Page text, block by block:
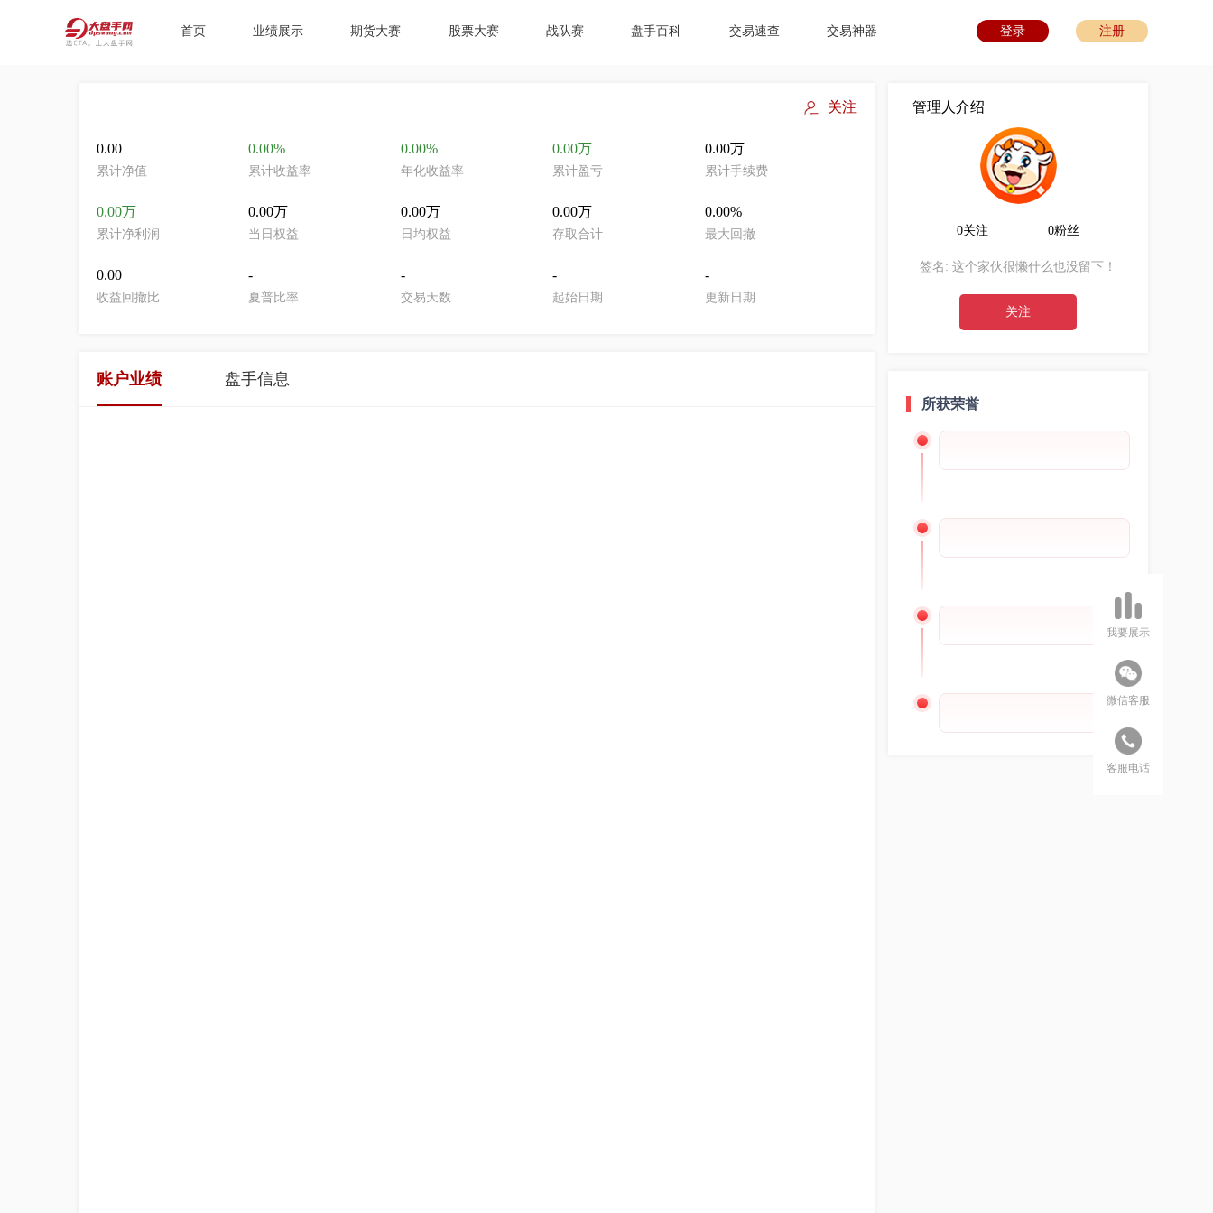
首页 业绩展示 期货大赛 股票大赛 战队赛 盘手百科 交易速查 交易神器 登录 注册
关注
0.00
累计净值
0.00%
累计收益率
0.00%
年化收益率
0.00万
累计盈亏
0.00万
累计手续费
0.00万
累计净利润
0.00万
当日权益
0.00万
日均权益
0.00万
存取合计
0.00%
最大回撤
0.00
收益回撤比
-
夏普比率
-
交易天数
-
起始日期
-
更新日期
账户业绩 盘手信息
管理人介绍
0关注 0粉丝
签名: 这个家伙很懒什么也没留下！
关注
所获荣誉
我要展示
微信客服
客服电话